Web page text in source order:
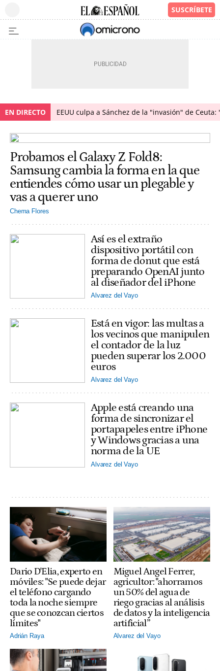
EN DIRECTO EEUU culpa a Sánchez de la "invasión" de
Probamos el Galaxy Z Fold8:
Samsung cambia la forma en la que
entiendes cómo usar un plegable y
vas a querer uno
Chema Flores
Así es el extraño
dispositivo portátil con
forma de donut que está
preparando OpenAI junto
al diseñador del iPhone
Alvarez del Vayo
Está en vigor: las multas a
los vecinos que manipulen
el contador de la luz
pueden superar los 2.000
euros
Alvarez del Vayo
Apple está creando una
forma de sincronizar el
portapapeles entre iPhone
y Windows gracias a una
norma de la UE
Alvarez del Vayo
Dario D'Elia, experto en
móviles: "Se puede dejar
el teléfono cargando
toda la noche siempre
que se conozcan ciertos
límites"
Adrián Raya
Miguel Angel Ferrer,
agricultor: "ahorramos
un 50% del agua de
riego gracias al análisis
de datos y la inteligencia
artificial”
Alvarez del Vayo